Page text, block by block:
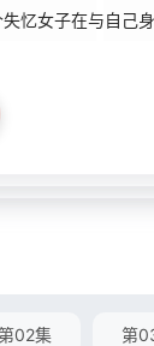
女子在与自己身
第02集 第